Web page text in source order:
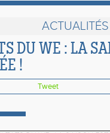
ACTUALITÉS
DU WE : LA
!
Tweet